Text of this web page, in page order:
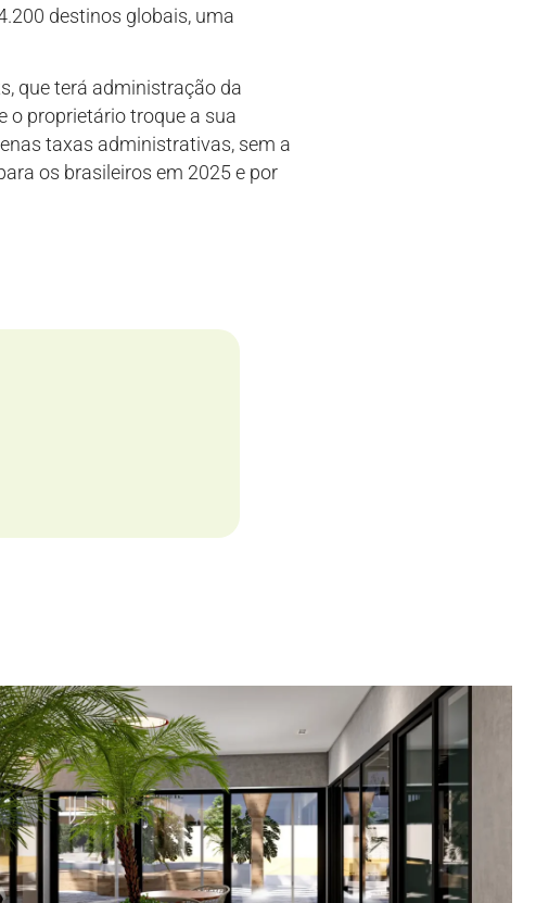
destinos globais, uma
que terá administração da
o proprietário troque a sua
taxas administrativas, sem a
os brasileiros em 2025 e por